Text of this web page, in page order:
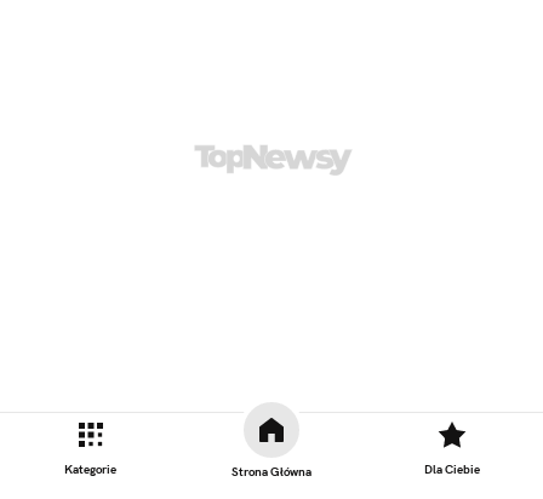
Kategorie Strona Główna Dla Ciebie